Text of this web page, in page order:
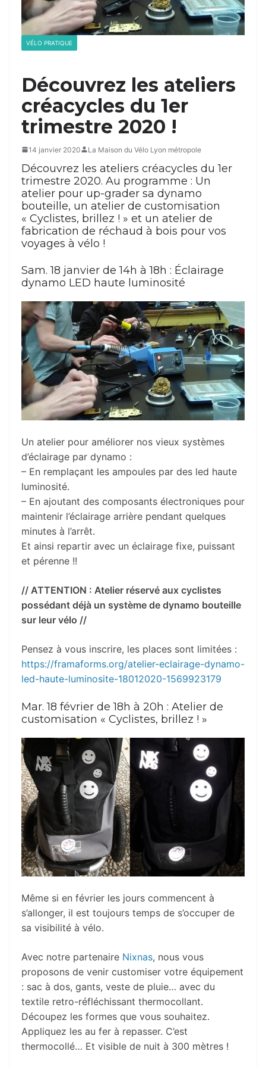
VÉLO PRATIQUE
Découvrez les ateliers
créacycles du 1er
trimestre 2020 !
14 janvier 2020 La Maison du Vélo Lyon métropole
Découvrez les ateliers créacycles du 1er
trimestre 2020. Au programme : Un
atelier pour up-grader sa dynamo
bouteille, un atelier de customisation
« Cyclistes, brillez ! » et un atelier de
fabrication de réchaud à bois pour vos
voyages à vélo !
Sam. 18 janvier de 14h à 18h : Éclairage
dynamo LED haute luminosité
Un atelier pour améliorer nos vieux systèmes
d’éclairage par dynamo :
– En remplaçant les ampoules par des led haute
luminosité.
– En ajoutant des composants électroniques pour
maintenir l’éclairage arrière pendant quelques
minutes à l’arrêt.
Et ainsi repartir avec un éclairage fixe, puissant
et pérenne !!
// ATTENTION : Atelier réservé aux cyclistes
possédant déjà un système de dynamo bouteille
sur leur vélo //
Pensez à vous inscrire, les places sont limitées :
https://framaforms.org/atelier-eclairage-dynamo-
led-haute-luminosite-18012020-1569923179
Mar. 18 février de 18h à 20h : Atelier de
customisation « Cyclistes, brillez ! »
Même si en février les jours commencent à
s’allonger, il est toujours temps de s’occuper de
sa visibilité à vélo.
Avec notre partenaire Nixnas, nous vous
proposons de venir customiser votre équipement
: sac à dos, gants, veste de pluie… avec du
textile retro-réfléchissant thermocollant.
Découpez les formes que vous souhaitez.
Appliquez les au fer à repasser. C’est
thermocollé… Et visible de nuit à 300 mètres !